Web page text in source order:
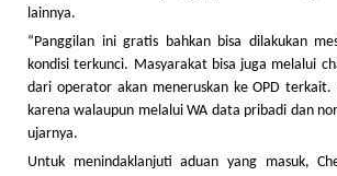
lainnya.
“Panggilan ini gratis bahkan bisa dilakukan
kondisi terkunci. Masyarakat bisa juga melalui
dari operator akan meneruskan ke OPD terkait.
karena walaupun melalui WA data pribadi dan
ujarnya.
Untuk menindaklanjuti aduan yang masuk,